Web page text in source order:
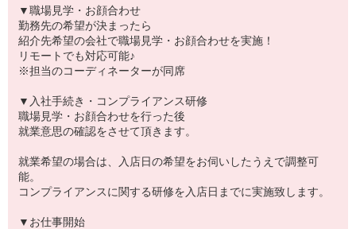
▼職場見学・お顔合わせ
勤務先の希望が決まったら
紹介先希望の会社で職場見学・お顔合わせを実施！
リモートでも対応可能♪
※担当のコーディネーターが同席
▼入社手続き・コンプライアンス研修
職場見学・お顔合わせを行った後
就業意思の確認をさせて頂きます。
就業希望の場合は、入店日の希望をお伺いしたうえで調整可
能。
コンプライアンスに関する研修を入店日までに実施致します。
▼お仕事開始